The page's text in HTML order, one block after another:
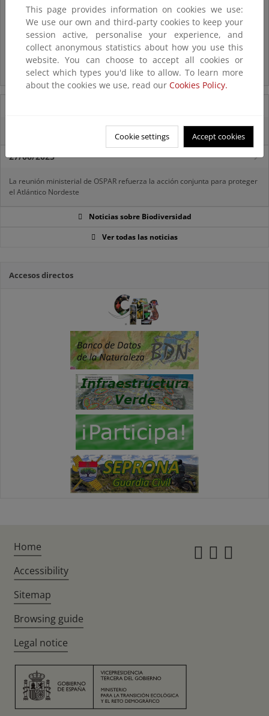
Listas patrón
El MITECO revisa y actualiza la Lista Patrón de las especies
silvestres presentes en España
Preguntas frecuentes...
Acceso a los recursos genéticos y reparto de beneficios
27/06/2025
La reunión ministerial de OSPAR refuerza la acción conjunta para proteger
el Atlántico Nordeste
Noticias sobre Biodiversidad
Ver todas las noticias
Accesos directos
This page provides information on cookies we use:
We use our own and third-party cookies to keep your
session active, personalise your experience, and
collect anonymous statistics about how you use this
website. You can choose to accept all cookies or
select which types you'd like to allow. To learn more
about the cookies we use, read our Cookies Policy.
Cookie settings Accept cookies
Home
Accessibility
Sitemap
Browsing guide
Legal notice